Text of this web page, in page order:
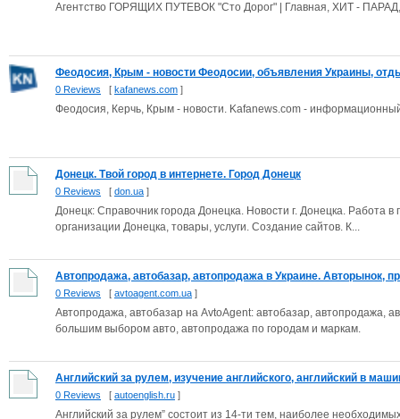
Агентство ГОРЯЩИХ ПУТЕВОК "Сто Дорог" | Главная, ХИТ -
Феодосия, Крым - новости Феодосии, объявления Украины,
0 Reviews [ kafanews.com ]
Феодосия, Керчь, Крым - новости. Kafanews.com -
Донецк. Твой город в интернете. Город Донецк
0 Reviews [ don.ua ]
Донецк: Справочник города Донецка. Новости г. Донецка. Работа
организации Донецка, товары, услуги. Создание сайтов. К...
Автопродажа, автобазар, автопродажа в Украине. Авторынок,
0 Reviews [ avtoagent.com.ua ]
Автопродажа, автобазар на AvtoAgent: автобазар, автопродажа,
большим выбором авто, автопродажа по городам и маркам.
Английский за рулем, изучение английского, английский в
0 Reviews [ autoenglish.ru ]
Английский за рулем” состоит из 14-ти тем, наиболее